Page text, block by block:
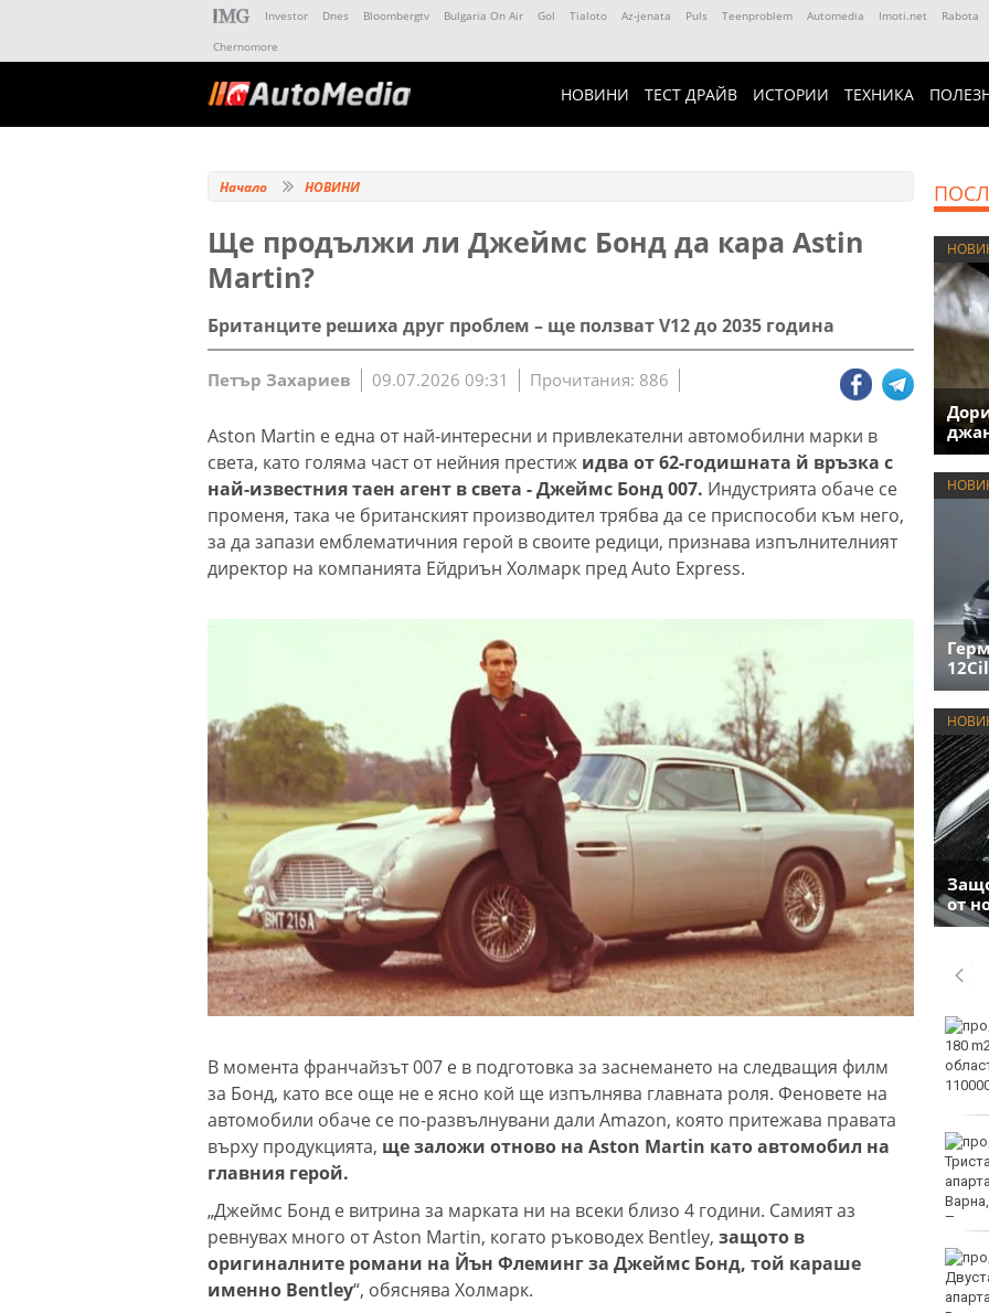
Investor Dnes Bloombergtv Bulgaria On Air Gol Tialoto Az-jenata Puls Teenproblem Automedia Imoti.net Rabota
Chernomore
НОВИНИ ТЕСТ ДРАЙВ ИСТОРИИ ТЕХНИКА
Начало НОВИНИ
Ще продължи ли Джеймс Бонд да кара Astin
Martin?
Британците решиха друг проблем – ще ползват V12 до 2035 година
Петър Захариев 09.07.2026 09:31 Прочитания: 886
Aston Martin е една от най-интересни и привлекателни автомобилни марки в
света, като голяма част от нейния престиж идва от 62-годишната й връзка с
най-известния таен агент в света - Джеймс Бонд 007. Индустрията обаче се
променя, така че британският производител трябва да се приспособи към него,
за да запази емблематичния герой в своите редици, признава изпълнителният
директор на компанията Ейдриън Холмарк пред Auto Express.
В момента франчайзът 007 е в подготовка за заснемането на следващия филм
за Бонд, като все още не е ясно кой ще изпълнява главната роля. Феновете на
автомобили обаче се по-развълнувани дали Amazon, която притежава правата
върху продукцията, ще заложи отново на Aston Martin като автомобил на
главния герой.
„Джеймс Бонд е витрина за марката ни на всеки близо 4 години. Самият аз
ревнувах много от Aston Martin, когато ръководех Bentley, защото в
оригиналните романи на Йън Флеминг за Джеймс Бонд, той караше
именно Bentley“, обяснява Холмарк.
от
медицината
Златото стигна до 4295
Във Варна наградиха
победителите в